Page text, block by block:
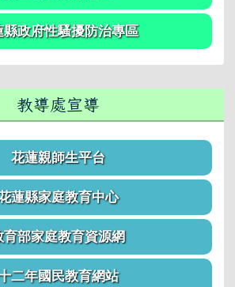
縣政府性騷擾防治專區
教導處宣導
花蓮親師生平台
蓮縣家庭教育中心
育部家庭教育資源網
二年國民教育網站